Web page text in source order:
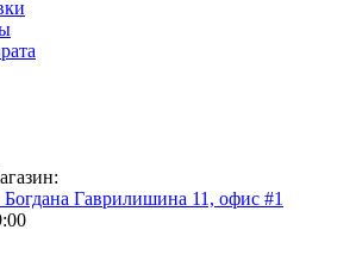
Богдана Гаврилишина 11, офис #1